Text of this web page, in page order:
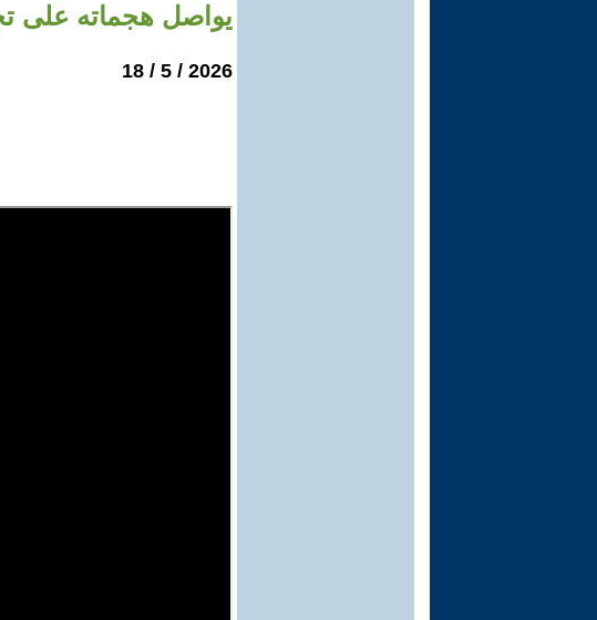
يواصل هجماته على
2026 / 5 / 18